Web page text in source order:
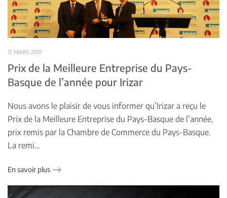
17 MARS 2017
Prix de la Meilleure Entreprise du Pays-
Basque de l’année pour Irizar
Nous avons le plaisir de vous informer qu’Irizar a reçu le
Prix de la Meilleure Entreprise du Pays-Basque de l’année,
prix remis par la Chambre de Commerce du Pays-Basque.
La remi…
En savoir plus